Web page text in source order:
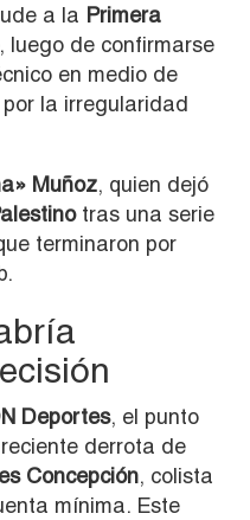
a la Primera
, luego de confirmarse
en medio de
la irregularidad
Muñoz, quien dejó
tras una serie
terminaron por
Deportes, el punto
derrota de
Concepción, colista
mínima. Este